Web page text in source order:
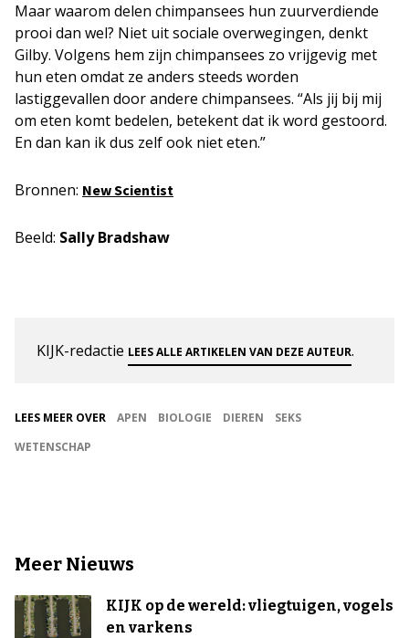
Maar waarom delen chimpansees hun zuurverdiende
prooi dan wel? Niet uit sociale overwegingen, denkt
Gilby. Volgens hem zijn chimpansees zo vrijgevig met
hun eten omdat ze anders steeds worden
lastiggevallen door andere chimpansees. “Als jij bij mij
om eten komt bedelen, betekent dat ik word gestoord.
En dan kan ik dus zelf ook niet eten.”
Bronnen: New Scientist
Beeld: Sally Bradshaw
KIJK-redactie LEES ALLE ARTIKELEN VAN DEZE AUTEUR.
LEES MEER OVER APEN BIOLOGIE DIEREN
SEKS
WETENSCHAP
Meer Nieuws
KIJK op de wereld: vliegtuigen, vogels
en varkens